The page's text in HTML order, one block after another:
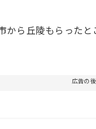
から丘陵もらった
広告の